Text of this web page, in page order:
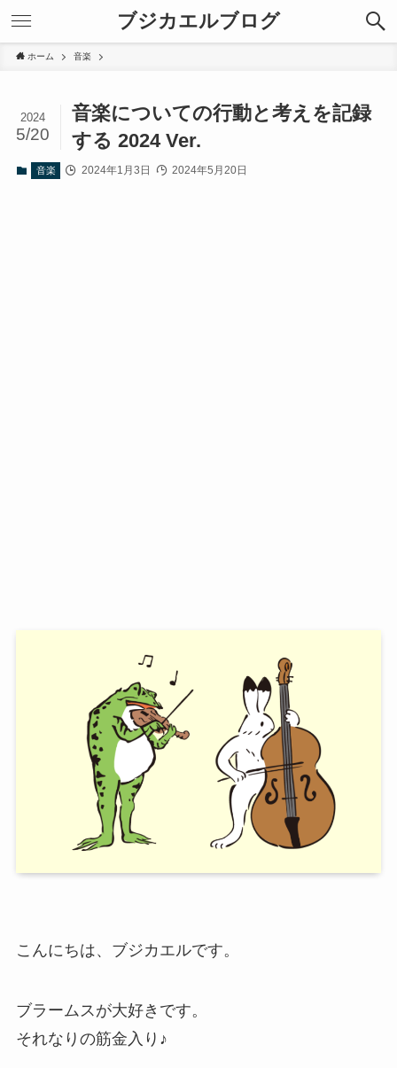
ブジカエルブログ
ホーム 音楽
音楽についての行動と考えを記録
する 2024 Ver.
2024
5/20
音楽 2024年1月3日 2024年5月20日
こんにちは、ブジカエルです。
ブラームスが大好きです。
それなりの筋金入り♪